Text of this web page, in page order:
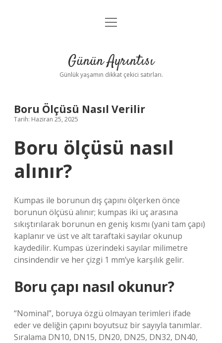
Anasayfa
Yasal Uyarı
menüyü
Günün Ayrıntısı
Günlük yaşamın dikkat çekici satırları.
Boru Ölçüsü Nasıl Verilir
Tarih: Haziran 25, 2025
Boru ölçüsü nasıl
alınır?
Kumpas ile borunun dış çapını ölçerken önce
borunun ölçüsü alınır; kumpas iki uç arasına
sıkıştırılarak borunun en geniş kısmı (yani tam çapı)
kaplanır ve üst ve alt taraftaki sayılar okunup
kaydedilir. Kumpas üzerindeki sayılar milimetre
cinsindendir ve her çizgi 1 mm’ye karşılık gelir.
Boru çapı nasıl okunur?
“Nominal”, boruya özgü olmayan terimleri ifade
eder ve deliğin çapını boyutsuz bir sayıyla tanımlar.
Sıralama DN10, DN15, DN20, DN25, DN32, DN40,